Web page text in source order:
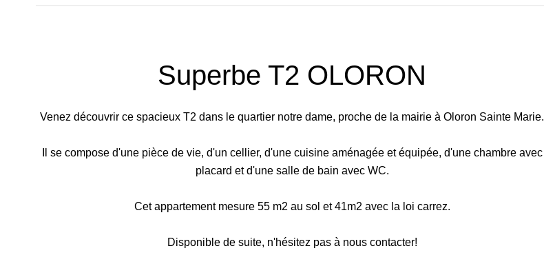
Superbe T2 OLORON
Venez découvrir ce spacieux T2 dans le quartier notre dame, proche de la mairie à Oloron Sainte Marie.
Il se compose d'une pièce de vie, d'un cellier, d'une cuisine aménagée et équipée, d'une chambre avec
placard et d'une salle de bain avec WC.
Cet appartement mesure 55 m2 au sol et 41m2 avec la loi carrez.
Disponible de suite, n'hésitez pas à nous contacter!